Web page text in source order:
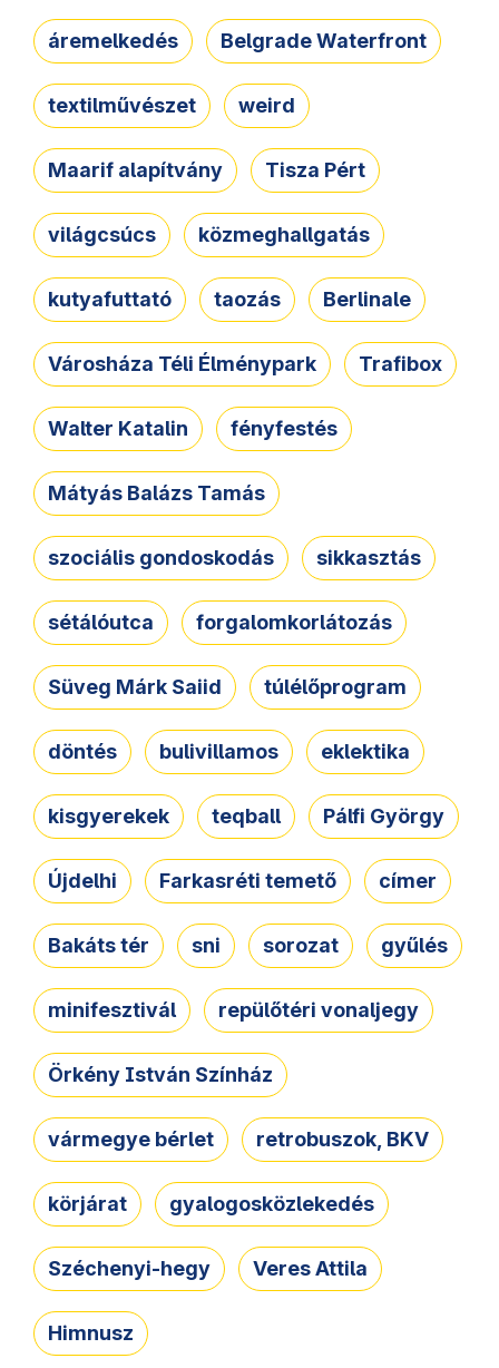
áremelkedés Belgrade Waterfront
textilművészet weird
Maarif alapítvány Tisza Pért
világcsúcs közmeghallgatás
kutyafuttató taozás Berlinale
Városháza Téli Élménypark Trafibox
Walter Katalin fényfestés
Mátyás Balázs Tamás
szociális gondoskodás sikkasztás
sétálóutca forgalomkorlátozás
Süveg Márk Saiid túlélőprogram
döntés bulivillamos eklektika
kisgyerekek teqball Pálfi György
Újdelhi Farkasréti temető címer
Bakáts tér sni sorozat gyűlés
minifesztivál repülőtéri vonaljegy
Örkény István Színház
vármegye bérlet retrobuszok, BKV
körjárat gyalogosközlekedés
Széchenyi-hegy Veres Attila
Himnusz